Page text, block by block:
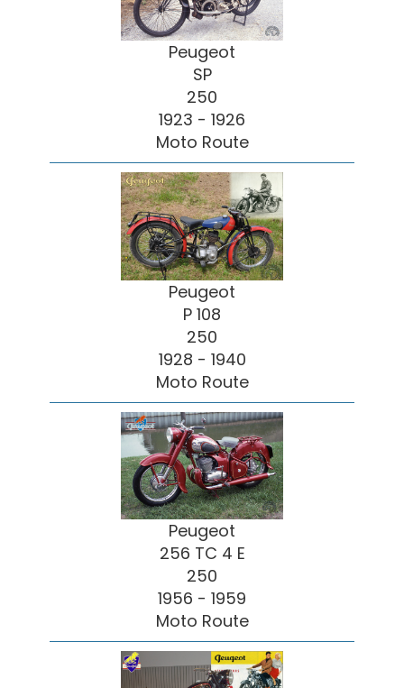
Peugeot
SP
250
1923 - 1926
Moto Route
Peugeot
P 108
250
1928 - 1940
Moto Route
Peugeot
256 TC 4 E
250
1956 - 1959
Moto Route